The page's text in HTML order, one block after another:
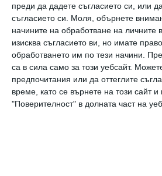
преди да дадете съгласието си, или
съгласието си.
Моля, обърнете
начините на обработване на
изисква съгласието ви, но имате
обработването им по тези начини.
са в сила само за този уебсайт.
предпочитания или да оттеглите
време, като се върнете на този сайт и
"Поверителност" в долната част на
Виж всички коментари
Най нови